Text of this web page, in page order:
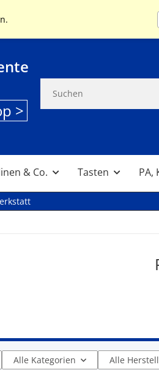
>
& Co. Tasten PA,
Alle Kategorien Alle